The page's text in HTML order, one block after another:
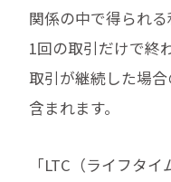
関係の中で得られる
1回の取引だけで終
取引が継続した場
含まれます。
「LTC（ライフタ